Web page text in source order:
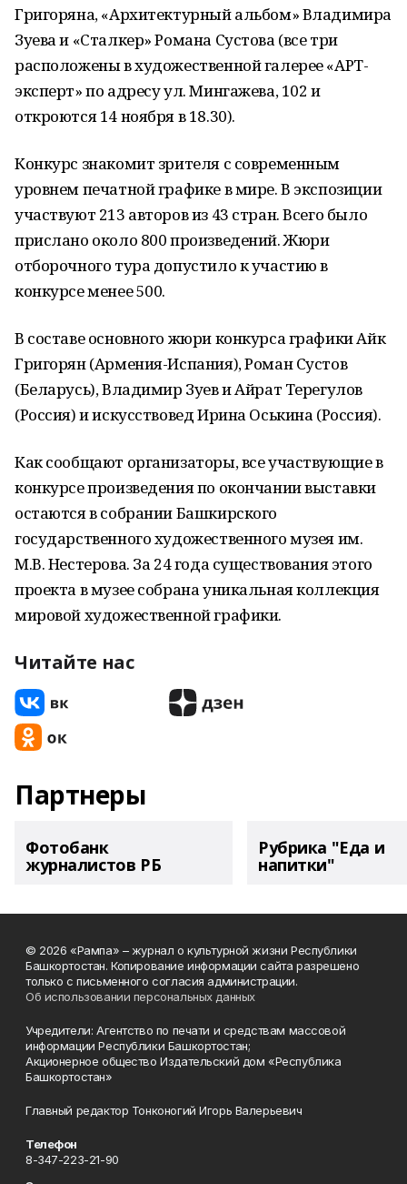
Григоряна, «Архитектурный альбом» Владимира
Зуева и «Сталкер» Романа Сустова (все три
расположены в художественной галерее «АРТ-
эксперт» по адресу ул. Мингажева, 102 и
откроются 14 ноября в 18.30).
Конкурс знакомит зрителя с современным
уровнем печатной графике в мире. В экспозиции
участвуют 213 авторов из 43 стран. Всего было
прислано около 800 произведений. Жюри
отборочного тура допустило к участию в
конкурсе менее 500.
В составе основного жюри конкурса графики Айк
Григорян (Армения-Испания), Роман Сустов
(Беларусь), Владимир Зуев и Айрат Терегулов
(Россия) и искусствовед Ирина Оськина (Россия).
Как сообщают организаторы, все участвующие в
конкурсе произведения по окончании выставки
остаются в собрании Башкирского
государственного художественного музея им.
М.В. Нестерова. За 24 года существования этого
проекта в музее собрана уникальная коллекция
мировой художественной графики.
Читайте нас
Партнеры
Фотобанк
журналистов РБ
Рубрика "Еда и
напитки"
© 2026 «Рампа» – журнал о культурной жизни Республики
Башкортостан. Копирование информации сайта разрешено
только с письменного согласия администрации.
Об использовании персональных данных
Учредители: Агентство по печати и средствам массовой
информации Республики Башкортостан;
Акционерное общество Издательский дом «Республика
Башкортостан»
Главный редактор Тонконогий Игорь Валерьевич
Телефон
8-347-223-21-90